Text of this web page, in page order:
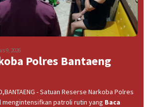
9, 2026
Polres Bantaeng
- Satuan Reserse Narkoba Polres
mengintensifkan patroli rutin yang Baca